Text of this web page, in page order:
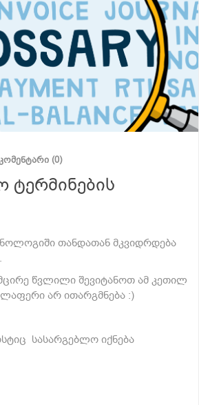
(0)
ტერმინების
თანდათან მკვიდრდება
წვლილი შევიტანოთ ამ კეთილ
არ ითარგმნება :)
სასარგებლო იქნება